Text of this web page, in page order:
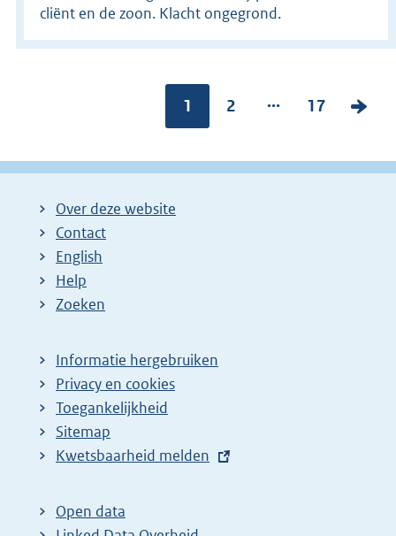
cliënt en de zoon. Klacht ongegrond.
Pagina:
1
P
g
2 ...
P
g
17
V
l
Over deze website
Contact
English
Help
Zoeken
Informatie hergebruiken
Privacy en cookies
Toegankelijkheid
Sitemap
E
t
e
Kwetsbaarheid melden
Open data